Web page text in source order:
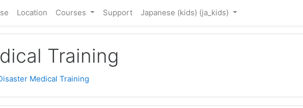
Location Courses Support Japanese (kids) ‎(ja_kids)‎
Training
Medical Training